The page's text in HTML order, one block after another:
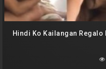
Hindi Ko Kailangan Regalo